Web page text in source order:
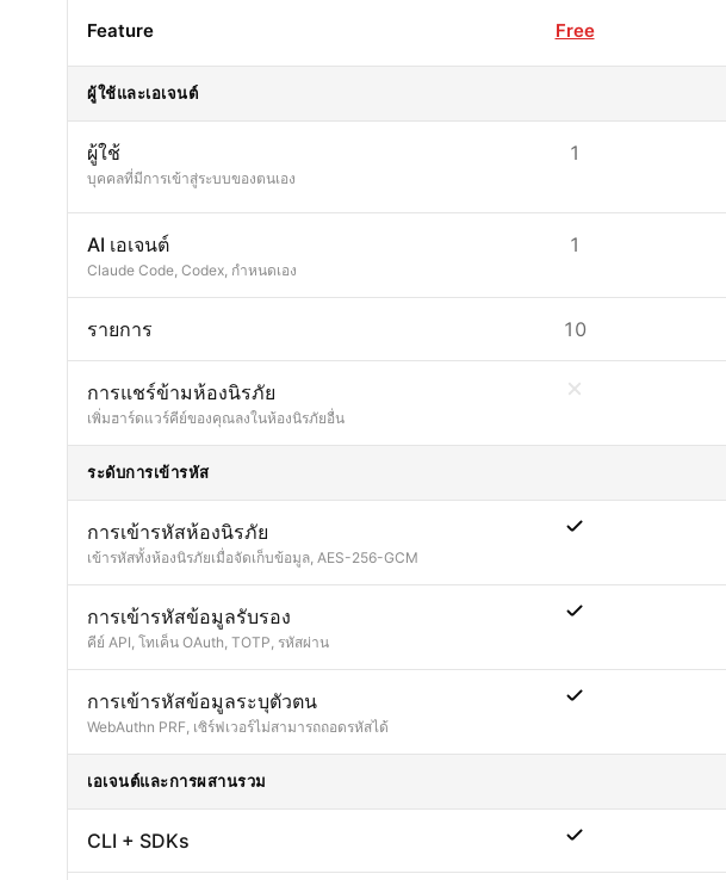
Feature Free
ผู้ใช้และเอเจนต์
ผู้ใช้
บุคคลที่มีการเข้าสู่ระบบของตนเอง
1
AI เอเจนต์
Claude Code, Codex, กำหนดเอง
1
รายการ 10
การแชร์ข้ามห้องนิรภัย
เพิ่มฮาร์ดแวร์คีย์ของคุณลงในห้องนิรภัยอื่น
ระดับการเข้ารหัส
การเข้ารหัสห้องนิรภัย
เข้ารหัสทั้งห้องนิรภัยเมื่อจัดเก็บข้อมูล, AES-256-GCM
การเข้ารหัสข้อมูลรับรอง
คีย์ API, โทเค็น OAuth, TOTP, รหัสผ่าน
การเข้ารหัสข้อมูลระบุตัวตน
WebAuthn PRF, เซิร์ฟเวอร์ไม่สามารถถอดรหัสได้
เอเจนต์และการผสานรวม
CLI + SDKs